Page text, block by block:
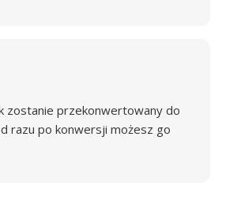
zostanie przekonwertowany do
razu po konwersji możesz go